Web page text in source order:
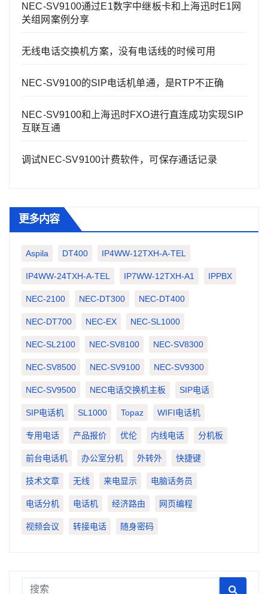
NEC-SV9100通过E1数字中继板卡和上海迅时E1网
关组网案例分享
无线电话交换机方案，没有电话线的时候可用
NEC-SV9100的SIP电话机单通，是RTP不正确
NEC-SV9100和上海迅时FXO进行直连成功实现SIP
互联互通
调试NEC-SV9100计费软件，可保存通话记录
更多内容
Aspila DT400 IP4WW-12TXH-A-TEL
IP4WW-24TXH-A-TEL IP7WW-12TXH-A1 IPPBX
NEC-2100 NEC-DT300 NEC-DT400
NEC-DT700 NEC-EX NEC-SL1000
NEC-SL2100 NEC-SV8100 NEC-SV8300
NEC-SV8500 NEC-SV9100 NEC-SV9300
NEC-SV9500 NEC电话交换机主板 SIP电话
SIP电话机 SL1000 Topaz WIFI电话机
专用电话 产品报价 优伦 内线电话 分机板
前台电话机 办公室分机 外转外 快捷键
技术文章 无线 来电显示 电脑话务员
电话分机 电话机 经济路由 网页编程
视频会议 转接电话 随身密码